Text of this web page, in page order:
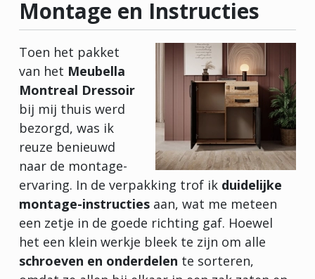
Montage en Instructies
Toen het pakket
van het Meubella
Montreal Dressoir
bij mij thuis werd
bezorgd, was ik
reuze benieuwd
naar de montage-
ervaring. In de verpakking trof ik duidelijke
montage-instructies aan, wat me meteen
een zetje in de goede richting gaf. Hoewel
het een klein werkje bleek te zijn om alle
schroeven en onderdelen te sorteren,